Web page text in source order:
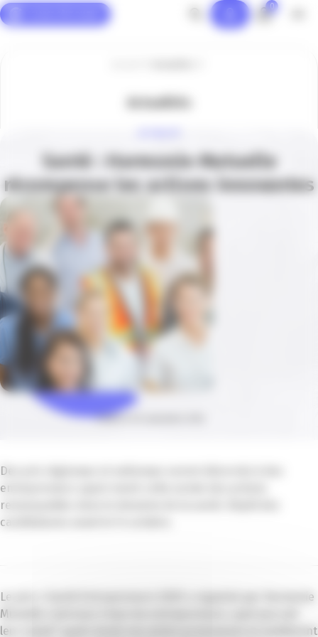
0
Actualités
Santé : Harmonie Mutuelle
récompense les actions innovantes
Publié le 30 septembre 2020
Des prix régionaux et nationaux seront décernés à des
entrepreneurs ayant mené cette année des actions
remarquables dans le domaine de la santé. Dépôt des
candidatures avant le 14 octobre.
Le prix « Santé Entrepreneurs 2020 » organisé par Harmonie
Mutuelle s’adresse à tous les entrepreneurs, quel que soit
leur statut* ayant mené une action promouvant et améliorant
Panneau de gestion des cookies